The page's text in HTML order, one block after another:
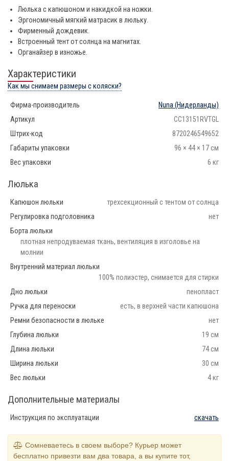
Люлька с капюшоном и накидкой на ножки.
Эргономичный мягкий матрасик в люльку.
Фирменный дождевик.
Встроенный тент от солнца на магнитах.
Органайзер в изножье.
Характеристики
Как мы снимаем размеры с коляски?
Фирма-производитель Nuna(Нидерланды)
Артикул
CC13151RVTGL
Штрих-код
8720246549652
Габариты упаковки
96 × 44 × 17 см
Вес упаковки
6 кг
Люлька
Капюшон люльки
трехсекционный с тентом от солнца
Регулировка подголовника
нет
Борта люльки
плотная непродуваемая ткань, вентиляция в изголовье на
молнии
Внутренний материал люльки
100% полиэстер, снимается для стирки
Дно люльки
пенопласт
Ручка для переноски
есть, в верхней части капюшона
Ремни безопасности в люльке
нет
Глубина люльки
19 см
Длина люльки
74 см
Ширина люльки
30 см
Вес люльки
4 кг
Дополнительные материалы
Инструкция по эксплуатации скачать
Сомневаетесь в своем выборе? Курьер может
бесплатно привезти вам два товара, а вы купите тот,